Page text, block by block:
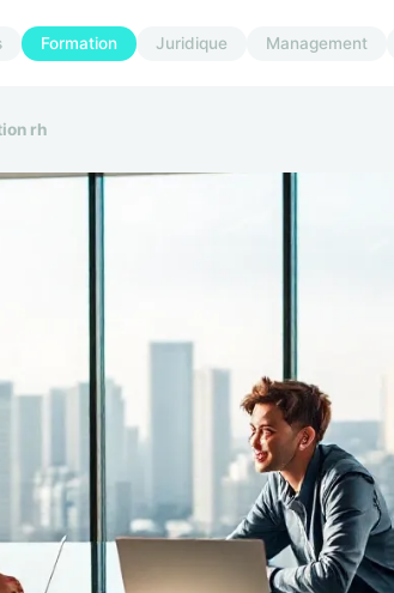
Formation Juridique Management
rh